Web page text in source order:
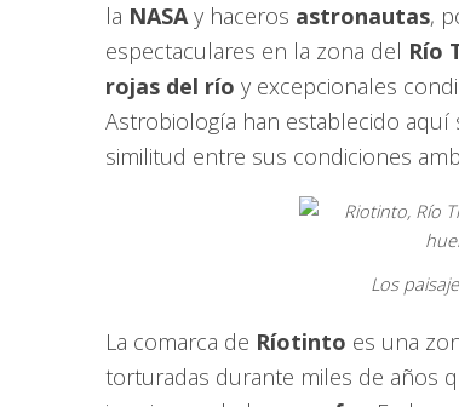
la NASAy haceros astronautas,
espectaculares en la zona del Río
rojas del río y excepcionales
Astrobiología han establecido
similitud entre sus condiciones
Los
La comarca de Ríotinto es una
torturadas durante miles de años